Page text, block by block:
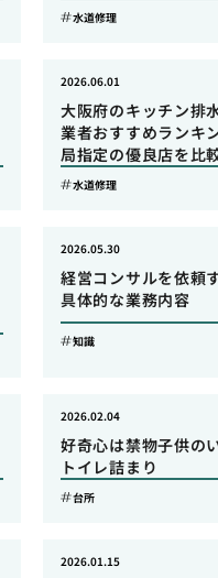
水道修理
大阪府のキッチン排
業者おすすめランキ
局指定の優良店を比
2026.06.01
水道修理
経営コンサルを依頼
具体的な業務内容
2026.05.30
知識
好奇心は禁物子供の
トイレ詰まり
2026.02.04
台所
2026.01.15